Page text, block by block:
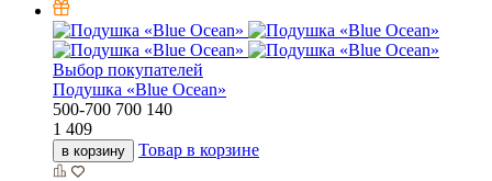
Выбор покупателей
Подушка «Bluе Ocean»
500-700 700 140
1 409
в корзину Товар в корзине